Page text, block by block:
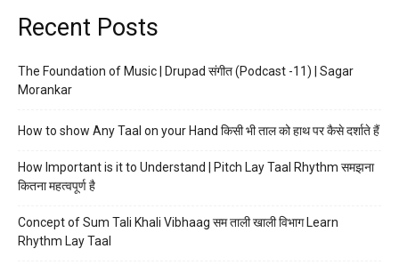
Recent Posts
The Foundation of Music | Drupad संगीत (Podcast -11) | Sagar
Morankar
How to show Any Taal on your Hand किसी भी ताल को हाथ पर कैसे दर्शाते हैं
How Important is it to Understand | Pitch Lay Taal Rhythm समझना
कितना महत्वपूर्ण है
Concept of Sum Tali Khali Vibhaag सम ताली खाली विभाग Learn
Rhythm Lay Taal